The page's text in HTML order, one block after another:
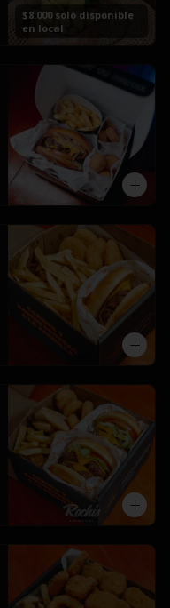
$8.000 solo disponible
en local